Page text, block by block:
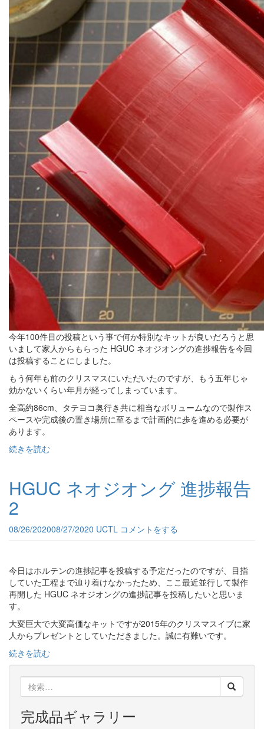
今年100件目の投稿という事で何か特別なキットが良いだろうと思
いまして家人からもらった HGUC ネオジオングの進捗報告を今回
は投稿することにしました。
もう何年も前のクリスマスにいただいたのですが、もう五年じゃ
効かないくらい年月が経ってしまっています。
全高約86cm、タテヨコ奥行き共に相当なボリュームなので製作ス
ペースや完成後の置き場所に至るまで計画的に歩を進める必要が
あります。
続きを読む
HGUC ネオジオング 進捗報告
2
08/26/202008/27/2020 UCTL コメントをする
今日はホルテンの進捗記事を投稿する予定だったのですが、目指
していた工程まで辿り着けなかったため、ここ最近並行して製作
再開した HGUC ネオジオングの進捗記事を投稿したいと思いま
す。
大変巨大で大変高価なキットですが2015年のクリスマスイブに家
人からプレゼントとしていただきました。誠に有難いです。
続きを読む
索:
完成品ギャラリー